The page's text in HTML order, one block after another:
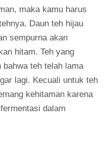
maka kamu harus
Daun teh hijau
sempurna akan
hitam. Teh yang
bahwa teh telah lama
lagi. Kecuali untuk teh
kehitaman karena
dalam